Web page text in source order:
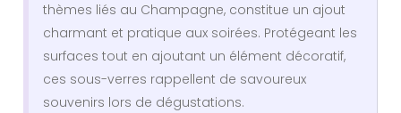
thèmes liés au Champagne, constitue un ajout
charmant et pratique aux soirées. Protégeant les
surfaces tout en ajoutant un élément décoratif,
ces sous-verres rappellent de savoureux
souvenirs lors de dégustations.